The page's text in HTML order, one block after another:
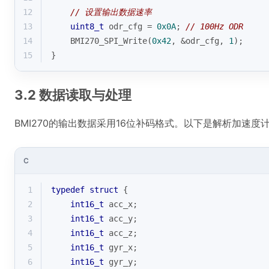
12
// 设置输出数据速率
13
uint8_t odr_cfg = 0x0A; // 100Hz ODR
14
    BMI270_SPI_Write(
0x42, &odr_cfg, 1 );
15
}
3.2 数据读取与处理
BMI270的输出数据采用16位补码格式。以下是解析加速度
C
1 typedef struct {
2
int16_t acc_x;
3
int16_t acc_y;
4
int16_t acc_z;
5
int16_t gyr_x;
6
int16_t gyr_y;